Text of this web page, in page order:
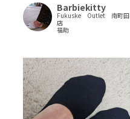
Barbiekitty
Fukuske Outlet 南町田
店
福助